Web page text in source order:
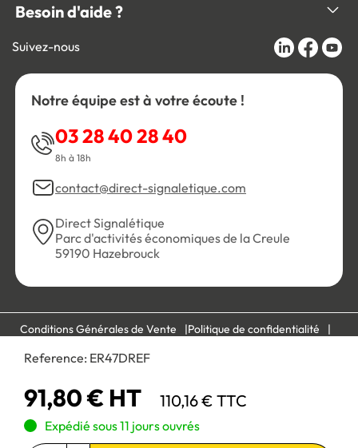
Reference: ER47DREF
91,80 € HT 110,16 € TTC
Expédié sous 11 jours ouvrés
Besoin d'aide ?
Suivez-nous
Notre équipe est à votre écoute !
03 28 40 28 40
8h à 18h
contact@direct-signaletique.com
Direct Signalétique
Parc d'activités économiques de la Creule
59190 Hazebrouck
Conditions Générales de Vente
Politique de confidentialité
Mentions légales
Paiement 100% sécurisé :